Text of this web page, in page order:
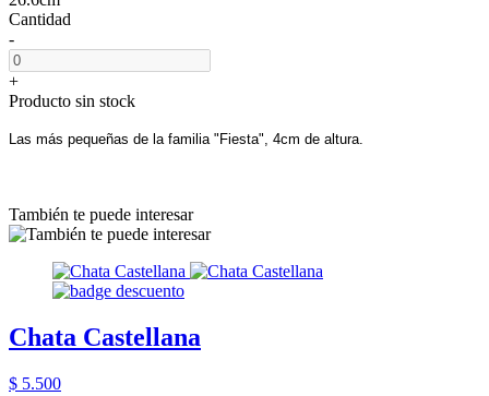
Cantidad
-
+
Producto sin stock
Las más pequeñas de la familia "Fiesta", 4cm de altura.
También te puede interesar
Chata Castellana
$ 5.500